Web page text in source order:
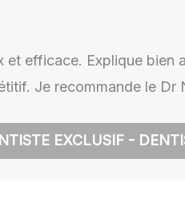
efficace. Explique bien
Je recommande le Dr
EXCLUSIF -